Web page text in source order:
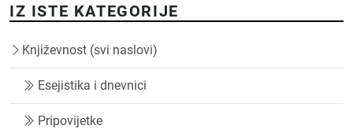
IZ ISTE KATEGORIJE
Književnost (svi naslovi)
Esejistika i dnevnici
Pripovijetke